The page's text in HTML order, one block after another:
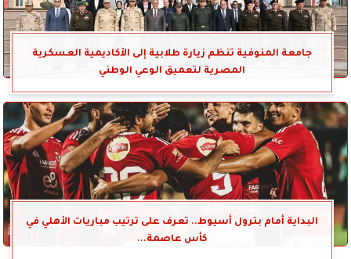
جامعة المنوفية تنظم زيارة طلابية إلى الأكاديمية العسكرية
المصرية لتعميق الوعي الوطني
البداية أمام بترول أسيوط.. تعرف على ترتيب مباريات الأهلي في
كأس عاصمة...